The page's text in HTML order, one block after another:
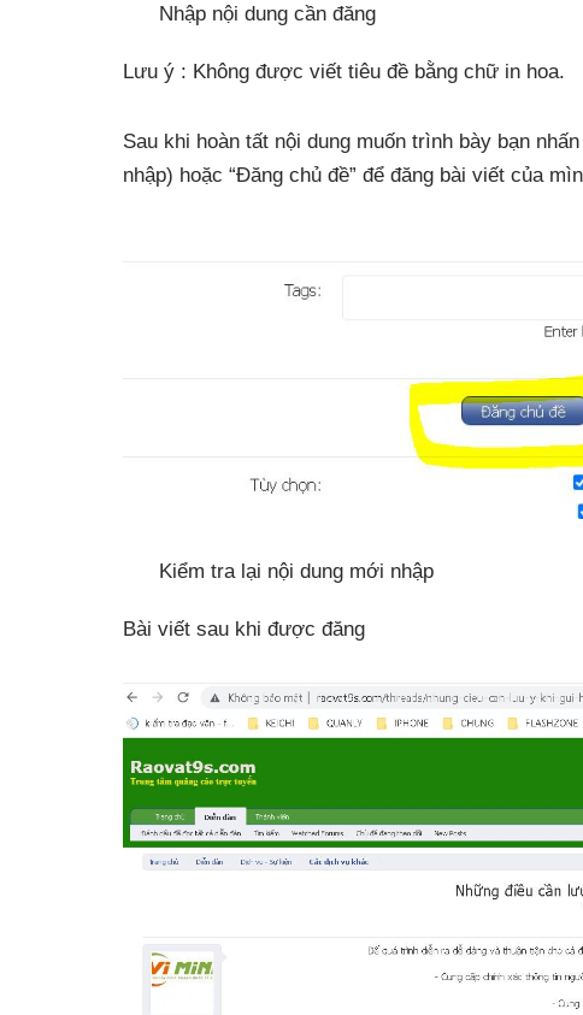
Nhập nội dung cần đăng
Lưu ý : Không được viết tiêu đề bằng chữ in hoa.
Sau khi hoàn tất nội dung muốn trình bày bạn
nhập) hoặc “Đăng chủ đề” để đăng bài viết của
Kiểm tra lại nội dung mới nhập
Bài viết sau khi được đăng